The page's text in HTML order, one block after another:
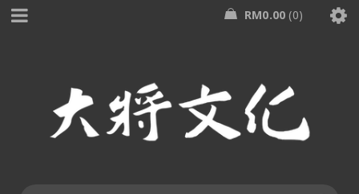
RM0.00 0